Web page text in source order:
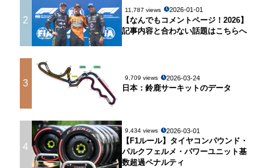
2
11,787 views 2026-01-01
【なんでもコメントページ！2026】
記事内容と合わない話題はこちらへ
3 9,709 views 2026-03-24
日本：鈴鹿サーキットのデータ
4
9,434 views 2026-03-01
【F1ルール】タイヤコンパウンド・
パルクフェルメ・パワーユニット基
数超過ペナルティ